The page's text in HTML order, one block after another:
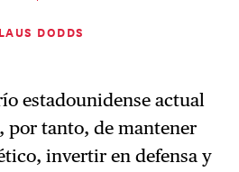
DODDS
estadounidense actual
por tanto, de mantener
invertir en defensa y